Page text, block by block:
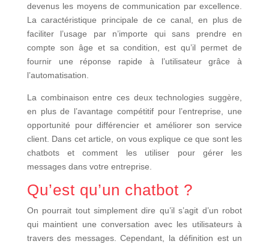
devenus les moyens de communication par excellence.
La caractéristique principale de ce canal, en plus de
faciliter l’usage par n’importe qui sans prendre en
compte son âge et sa condition, est qu’il permet de
fournir une réponse rapide à l’utilisateur grâce à
l’automatisation.
La combinaison entre ces deux technologies suggère,
en plus de l’avantage compétitif pour l’entreprise, une
opportunité pour différencier et améliorer son service
client. Dans cet article, on vous explique ce que sont les
chatbots et comment les utiliser pour gérer les
messages dans votre entreprise.
Qu’est qu’un chatbot ?
On pourrait tout simplement dire qu’il s’agit d’un robot
qui maintient une conversation avec les utilisateurs à
travers des messages. Cependant, la définition est un